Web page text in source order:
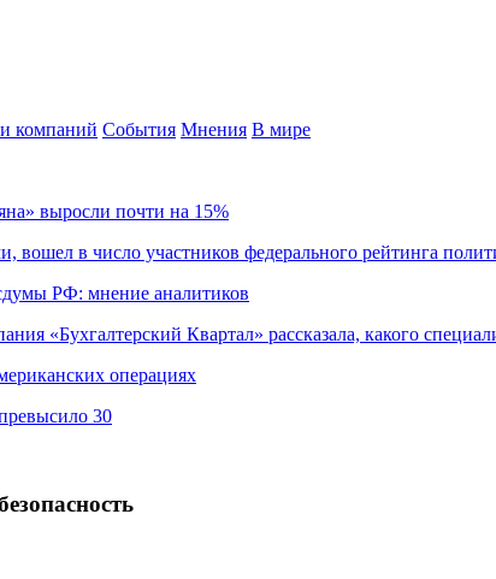
компаний События Мнения В мире
выросли почти на 15%
в число участников федерального рейтинга
РФ: мнение аналитиков
«Бухгалтерский Квартал» рассказала, какого
операциях
30